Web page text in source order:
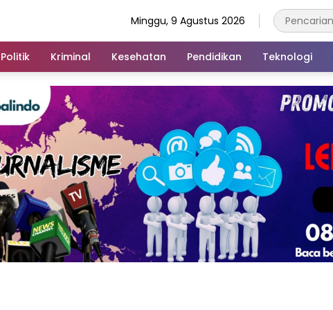
Minggu, 9 Agustus 2026
Politik Kriminal Kesehatan Pendidikan Teknologi